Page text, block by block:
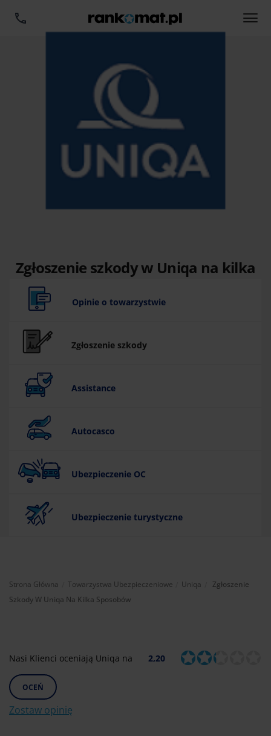
Zgłoszenie szkody w Uniqa na kilka
Opinie o towarzystwie
Zgłoszenie szkody
Assistance
Autocasco
Ubezpieczenie OC
Ubezpieczenie turystyczne
Strona Główna Towarzystwa Ubezpieczeniowe Uniqa Aktualnie:
Zgłoszenie
Szkody W Uniqa Na Kilka Sposobów
Nasi Klienci oceniają Uniqa na 2,20
OCEŃ
Zostaw opinię